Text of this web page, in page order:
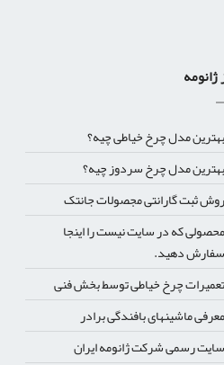
ژانومه
بهترین مدل چرخ خیاطی چیه؟
بهترین مدل چرخ سردوز چیه؟
روش ثبت گارانتی مجصولات جانتک
محصولی که در سایت نیست را اینجا
سفارش دهید.
تعمیرات چرخ خیاطی توسط بخش فنی
معرفی ماشینهای بافندگی برادر
سایت رسمی شرکت ژانومه ایران